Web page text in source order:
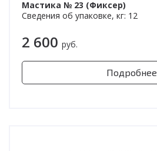
Мастика № 23 (Фиксер)
Сведения об упаковке, кг: 12
2 600 руб.
Подробнее